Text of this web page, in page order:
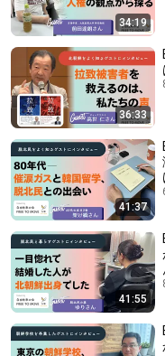
34:19
36:33
41:37
41:55